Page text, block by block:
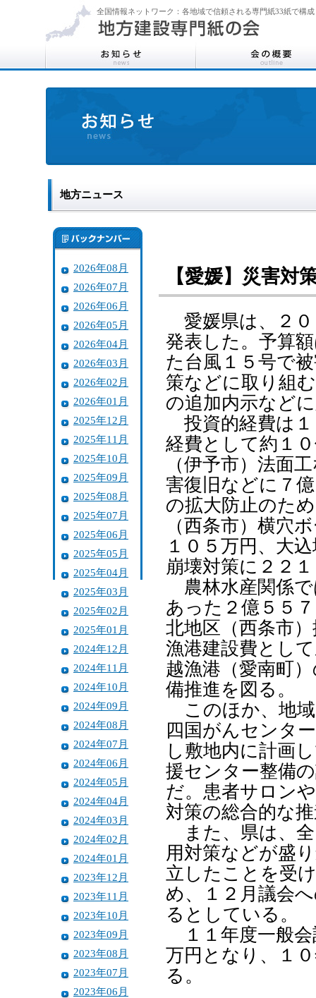
全国情報ネットワーク：各地域で信頼される専門紙33紙で構成
地方ニュース
2026年08月
2026年07月
2026年06月
2026年05月
2026年04月
2026年03月
2026年02月
2026年01月
2025年12月
2025年11月
2025年10月
2025年09月
2025年08月
2025年07月
2025年06月
2025年05月
2025年04月
2025年03月
2025年02月
2025年01月
2024年12月
2024年11月
2024年10月
2024年09月
2024年08月
2024年07月
2024年06月
2024年05月
2024年04月
2024年03月
2024年02月
2024年01月
2023年12月
2023年11月
2023年10月
2023年09月
2023年08月
2023年07月
2023年06月
【愛媛】災害
愛媛県は、２０
発表した。予算
た台風１５号で
策などに取り組
の追加内示など
投資的経費は１
経費として約１
（伊予市）法面
害復旧などに７
の拡大防止のた
（西条市）横穴
１０５万円、大
崩壊対策に２２
農林水産関係で
あった２億５５
北地区（西条市
漁港建設費とし
越漁港（愛南町
備推進を図る。
このほか、地域
四国がんセンタ
し敷地内に計画
援センター整備
だ。患者サロン
対策の総合的な
また、県は、全
用対策などが盛
立したことを受
め、１２月議会
るとしている。
１１年度一般会
万円となり、１
る。